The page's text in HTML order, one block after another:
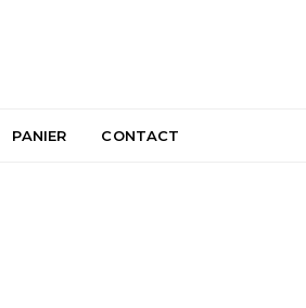
PANIER CONTACT